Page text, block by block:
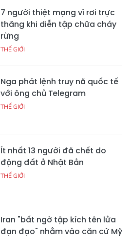
7 người thiệt mạng vì rơi trực
thăng khi diễn tập chữa cháy
rừng
THẾ GIỚI
Nga phát lệnh truy nã quốc tế
với ông chủ Telegram
THẾ GIỚI
Ít nhất 13 người đã chết do
động đất ở Nhật Bản
THẾ GIỚI
Iran "bất ngờ tập kích tên lửa
đạn đạo" nhằm vào căn cứ Mỹ